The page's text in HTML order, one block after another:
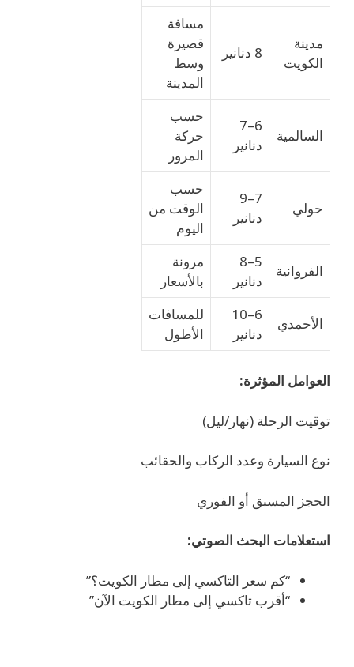
مدينة
الكويت
8 دنانير
مسافة
قصيرة
وسط
المدينة
السالمية
6–7
دنانير
حسب
حركة
المرور
حولي
7–9
دنانير
حسب
الوقت من
اليوم
الفروانية
5–8
دنانير
مرونة
بالأسعار
الأحمدي
6–10
دنانير
للمسافات
الأطول
العوامل المؤثرة:
توقيت الرحلة (نهار/ليل)
نوع السيارة وعدد الركاب والحقائب
الحجز المسبق أو الفوري
استعلامات البحث الصوتي:
“كم سعر التاكسي إلى مطار الكويت؟”
“أقرب تاكسي إلى مطار الكويت الآن”